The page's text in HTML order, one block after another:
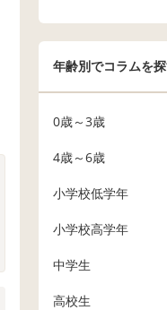
年齢別でコラムを
0歳～3歳
4歳～6歳
小学校低学年
小学校高学年
中学生
高校生